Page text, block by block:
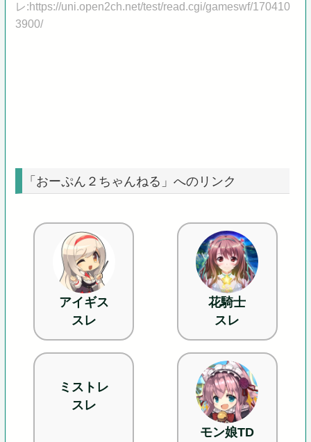
レ:https://uni.open2ch.net/test/read.cgi/gameswf/170410
3900/
「おーぷん２ちゃんねる」へのリンク
アイギス
スレ
花騎士
スレ
ミストレ
スレ
モン娘TD